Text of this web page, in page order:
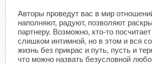
Авторы проведут вас в мир
наполняют, радуют, позволяют
партнеру. Возможно, кто-то
слишком интимной, но в этом и вся
жизнь без прикрас и путь, пусть и
что можно назвать безусловной